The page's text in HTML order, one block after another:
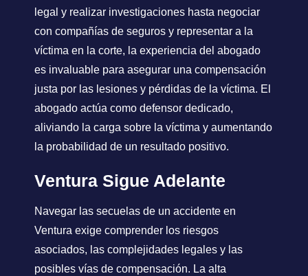
legal y realizar investigaciones hasta negociar
con compañías de seguros y representar a la
víctima en la corte, la experiencia del abogado
es invaluable para asegurar una compensación
justa por las lesiones y pérdidas de la víctima. El
abogado actúa como defensor dedicado,
aliviando la carga sobre la víctima y aumentando
la probabilidad de un resultado positivo.
Ventura Sigue Adelante
Navegar las secuelas de un accidente en
Ventura exige comprender los riesgos
asociados, las complejidades legales y las
posibles vías de compensación. La alta